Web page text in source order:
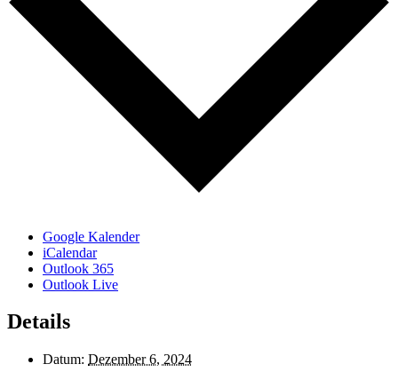
Google Kalender
iCalendar
Outlook 365
Outlook Live
Details
Datum: Dezember 6, 2024